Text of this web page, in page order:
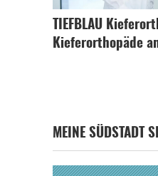
TIEFBLAU
Kieferorthopäde
MEINE SÜDSTADT